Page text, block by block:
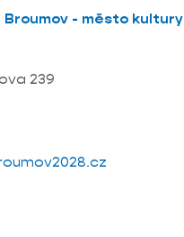
- město kultury
239